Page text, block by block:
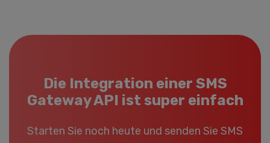
Die Integration einer SMS
Gateway API ist super einfach
Starten Sie noch heute und senden Sie SMS